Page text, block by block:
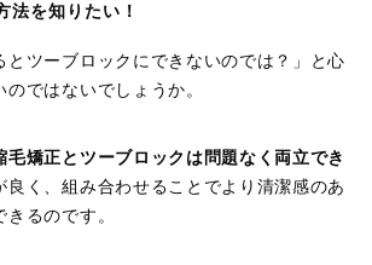
法を知りたい！
とツーブロックにできないのでは？」と心
ではないでしょうか。
毛矯正とツーブロックは問題なく両立でき
良く、組み合わせることでより清潔感のあ
るのです。